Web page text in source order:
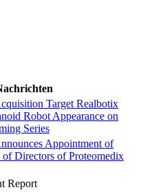
Target Realbotix
Robot Appearance on
Series
Appointment of
Directors of Proteomedix
Report